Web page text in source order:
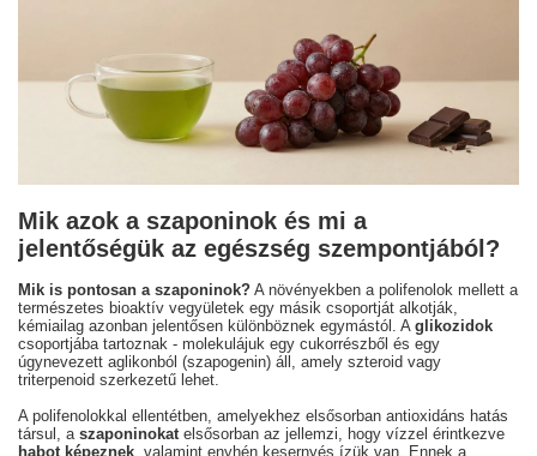
Mik azok a szaponinok és mi a
jelentőségük az egészség szempontjából?
Mik is pontosan a szaponinok? A növényekben a polifenolok mellett a
természetes bioaktív vegyületek egy másik csoportját alkotják,
kémiailag azonban jelentősen különböznek egymástól. A glikozidok
csoportjába tartoznak - molekulájuk egy cukorrészből és egy
úgynevezett aglikonból (szapogenin) áll, amely szteroid vagy
triterpenoid szerkezetű lehet.
A polifenolokkal ellentétben, amelyekhez elsősorban antioxidáns hatás
társul, a szaponinokatelsősorban az jellemzi, hogy vízzel érintkezve
habot képeznek, valamint enyhén kesernyés ízük van. Ennek a